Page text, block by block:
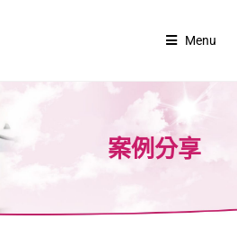
Menu
案例分享